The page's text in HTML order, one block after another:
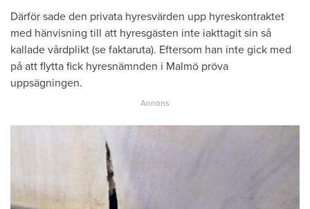
Därför sade den privata hyresvärden upp hyreskontraktet
med hänvisning till att hyresgästen inte iakttagit sin så
kallade vårdplikt (se faktaruta). Eftersom han inte gick med
på att flytta fick hyresnämnden i Malmö pröva
uppsägningen.